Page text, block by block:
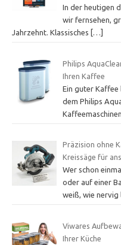
In der heutigen
wir fernsehen,
Jahrzehnt. Klassisches
[…]
Philips
Ihren Kaffee
Ein guter Kaffee
dem Philips
Präzision ohne
Kreissäge für
Wer schon
oder auf einer
weiß, wie nervig
Viwares
Ihrer Küche